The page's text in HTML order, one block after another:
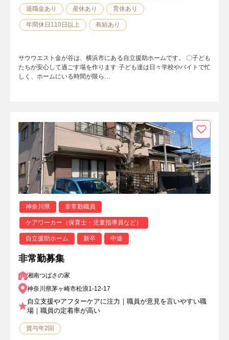
退職金あり 産休あり 育休あり
年間休日110日以上 有給あり
サウウエスト金が谷は、横浜市にある自立援助ホームです。 〇子ども
たちが安心して過ごす場を作ります 子ども達は日々学校やバイトで忙
しく、ホームにいる時間が限ら…
神奈川県 非常勤職員
ケアワーカー（保育士・児童指導員など）
自立援助ホーム 新卒 中途
非常勤募集
湘南つばさの家
神奈川県茅ヶ崎市松浪1-12-17
自立支援やアフターケアに注力｜職員が意見を言いやすい職
場｜職員の定着率が高い
賞与年2回